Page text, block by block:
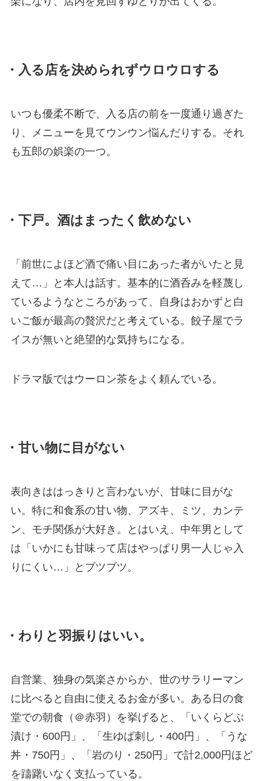
・入る店を決められずウロウロする
いつも優柔不断で、入る店の前を一度通り過ぎた
り、メニューを見てウンウン悩んだりする。それ
も五郎の娯楽の一つ。
・下戸。酒はまったく飲めない
「前世によほど酒で痛い目にあった者がいたと見
えて…」と本人は話す。基本的に酒呑みを軽蔑し
ているようなところがあって、自身はおかずと白
いご飯が最高の贅沢だと考えている。餃子屋でラ
イスが無いと絶望的な気持ちになる。
ドラマ版ではウーロン茶をよく頼んでいる。
・甘い物に目がない
表向きははっきりと言わないが、甘味に目がな
い。特に和食系の甘い物、アズキ、ミツ、カンテ
ン、モチ関係が大好き。とはいえ、中年男として
は「いかにも甘味って店はやっぱり男一人じゃ入
りにくい…」とブツブツ。
・わりと羽振りはいい。
自営業、独身の気楽さからか、世のサラリーマン
に比べると自由に使えるお金が多い。ある日の食
堂での朝食（＠赤羽）を挙げると、「いくらどぶ
漬け・600円」、「生ゆば刺し・400円」、「うな
丼・750円」、「岩のり・250円」で計2,000円ほど
を躊躇いなく支払っている。